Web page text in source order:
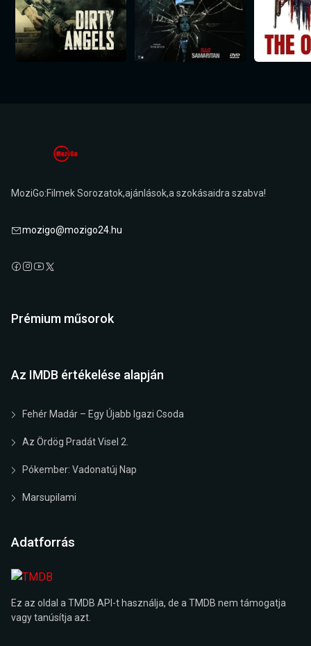
MoziGo:Filmek Sorozatok,ajánlások,a szokásaidra szabva!
mozigo@mozigo24.hu
Prémium műsorok
Az IMDB értékelése alapján
Fehér Madár – Egy Újabb Igazi Csoda
Az Ördög Pradát Visel 2.
Pókember: Vadonatúj Nap
Marsupilami
Adatforrás
Ez az oldal a TMDB API-t használja, de a TMDB nem támogatja
vagy tanúsítja azt.